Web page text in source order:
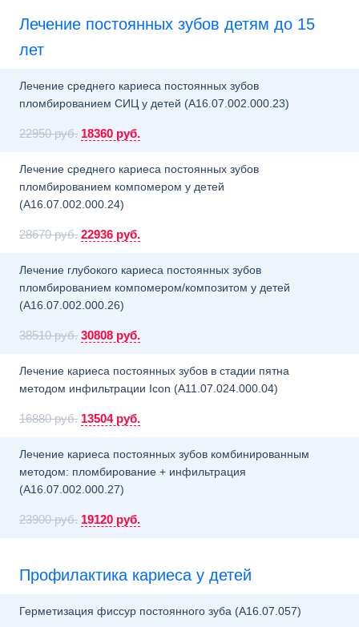
Лечение постоянных зубов детям до 15
лет
Лечение среднего кариеса постоянных зубов
пломбированием СИЦ у детей (A16.07.002.000.23)
22950 руб. 18360 руб.
Лечение среднего кариеса постоянных зубов
пломбированием компомером у детей
(A16.07.002.000.24)
28670 руб. 22936 руб.
Лечение глубокого кариеса постоянных зубов
пломбированием компомером/композитом у детей
(A16.07.002.000.26)
38510 руб. 30808 руб.
Лечение кариеса постоянных зубов в стадии пятна
методом инфильтрации Icon (A11.07.024.000.04)
16880 руб. 13504 руб.
Лечение кариеса постоянных зубов комбинированным
методом: пломбирование + инфильтрация
(A16.07.002.000.27)
23900 руб. 19120 руб.
Профилактика кариеса у детей
Герметизация фиссур постоянного зуба (A16.07.057)